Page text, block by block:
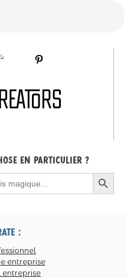
en particulier ?
Search Button
:
entreprise
entreprise